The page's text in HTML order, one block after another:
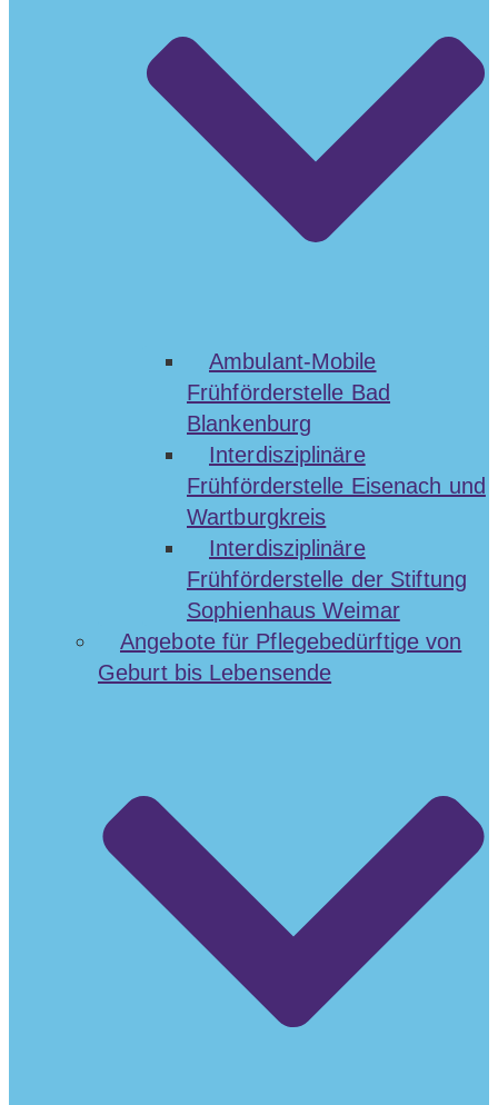
Ambulant-Mobile
Frühförderstelle Bad
Blankenburg
Interdisziplinäre
Frühförderstelle Eisenach und
Wartburgkreis
Interdisziplinäre
Frühförderstelle der Stiftung
Sophienhaus Weimar
Angebote für Pflegebedürftige von
Geburt bis Lebensende